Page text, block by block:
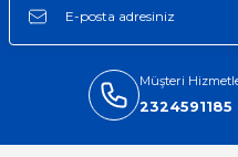
Müşteri
2324591185